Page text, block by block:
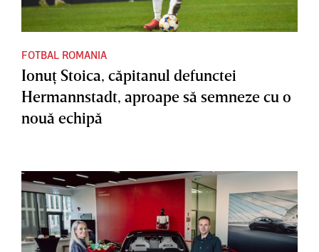
FOTBAL ROMANIA
Ionuţ Stoica, căpitanul defunctei
Hermannstadt, aproape să semneze cu o
nouă echipă